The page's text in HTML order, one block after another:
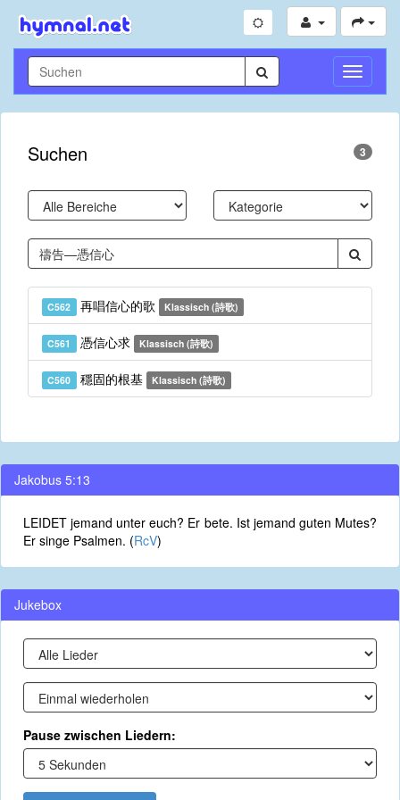
Suchen 3
C562 再唱信心的歌 Klassisch (詩歌)
C561 憑信心求 Klassisch (詩歌)
C560 穩固的根基 Klassisch (詩歌)
Jakobus 5:13
LEIDET jemand unter euch? Er bete. Ist jemand guten Mutes?
Er singe Psalmen. (RcV)
Jukebox
Pause zwischen Liedern: